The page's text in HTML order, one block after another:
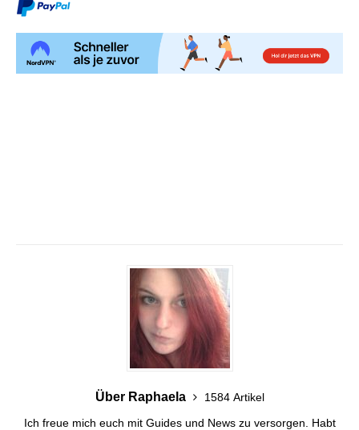
Über Raphaela
1584 Artikel
Ich freue mich euch mit Guides und News zu versorgen. Habt